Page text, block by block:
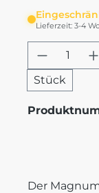
Lieferzeit: 3-4
Produkt
Stück
Der